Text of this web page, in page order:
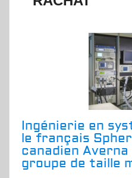
Ingénierie en
le français
canadien
groupe de taille